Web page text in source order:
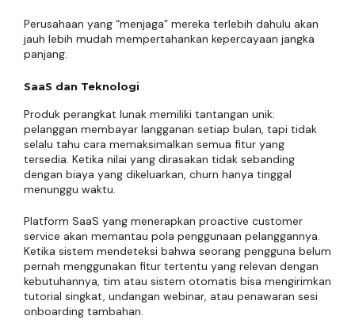
Perusahaan yang “menjaga” mereka terlebih dahulu akan
jauh lebih mudah mempertahankan kepercayaan jangka
panjang.
SaaS dan Teknologi
Produk perangkat lunak memiliki tantangan unik:
pelanggan membayar langganan setiap bulan, tapi tidak
selalu tahu cara memaksimalkan semua fitur yang
tersedia. Ketika nilai yang dirasakan tidak sebanding
dengan biaya yang dikeluarkan, churn hanya tinggal
menunggu waktu.
Platform SaaS yang menerapkan proactive customer
service akan memantau pola penggunaan pelanggannya.
Ketika sistem mendeteksi bahwa seorang pengguna belum
pernah menggunakan fitur tertentu yang relevan dengan
kebutuhannya, tim atau sistem otomatis bisa mengirimkan
tutorial singkat, undangan webinar, atau penawaran sesi
onboarding tambahan.